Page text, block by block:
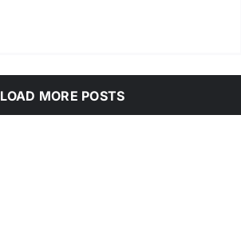
LOAD MORE POSTS